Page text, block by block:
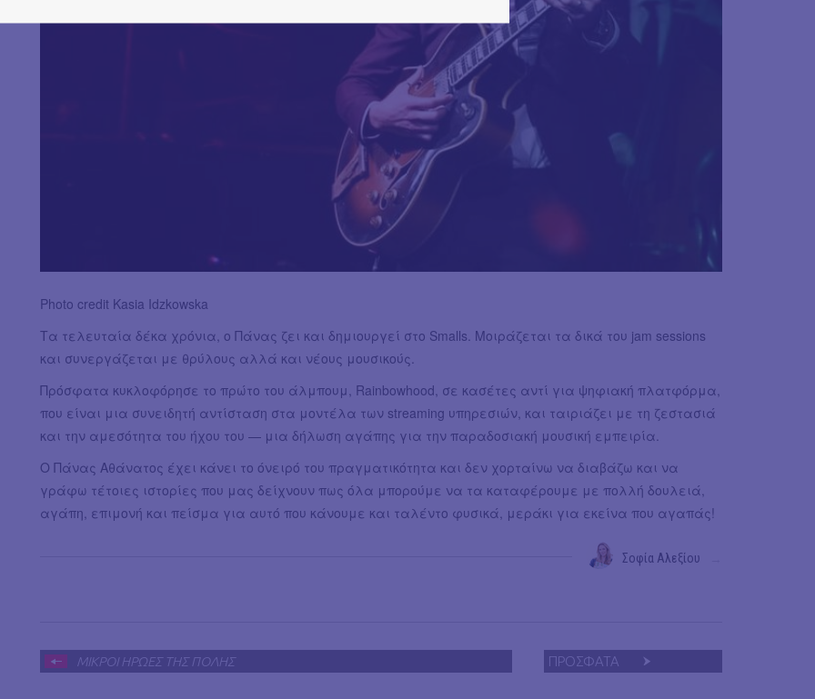
Photo credit Kasia Idzkowska
Τα τελευταία δέκα χρόνια, ο Πάνας ζει και δημιουργεί στο Smalls. Μοιράζεται τα δικά του jam sessions
και συνεργάζεται με θρύλους αλλά και νέους μουσικούς.
Πρόσφατα κυκλοφόρησε το πρώτο του άλμπουμ, Rainbowhood, σε κασέτες αντί για ψηφιακή πλατφόρμα,
που είναι μια συνειδητή αντίσταση στα μοντέλα των streaming υπηρεσιών, και ταιριάζει με τη ζεστασιά
και την αμεσότητα του ήχου του — μια δήλωση αγάπης για την παραδοσιακή μουσική εμπειρία.
Ο Πάνας Αθάνατος έχει κάνει το όνειρό του πραγματικότητα και δεν χορταίνω να διαβάζω και να
γράφω τέτοιες ιστορίες που μας δείχνουν πως όλα μπορούμε να τα καταφέρουμε με πολλή δουλειά,
αγάπη, επιμονή και πείσμα για αυτό που κάνουμε και ταλέντο φυσικά, μεράκι για εκείνα που αγαπάς!
Σοφία Αλεξίου
ΜΙΚΡΟΙ ΗΡΩΕΣ ΤΗΣ ΠΟΛΗΣ ΠΡΟΣΦΑΤΑ